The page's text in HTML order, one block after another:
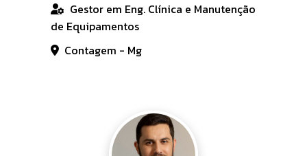
Gestor em Eng. Clínica e Manutenção
de Equipamentos
Contagem - Mg